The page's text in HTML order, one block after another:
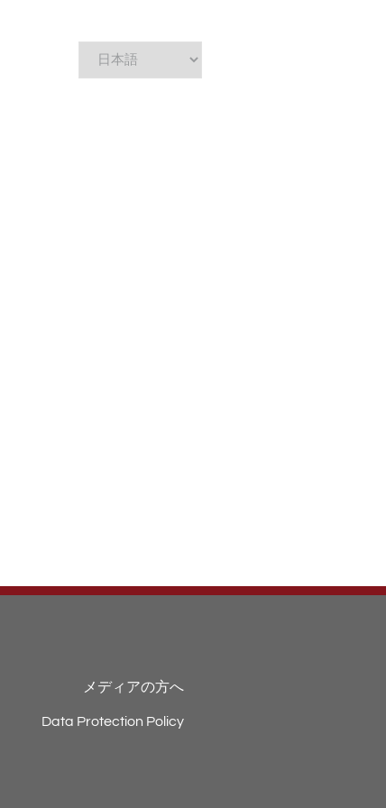
メディアの方へ
Data Protection Policy